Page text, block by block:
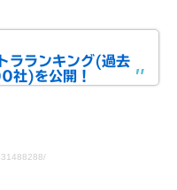
ラランキング(過去
社)を公開！